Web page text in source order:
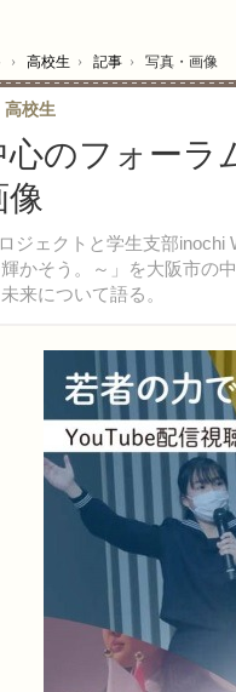
› 高校生 › 記事 › 写真・画像
心のフォーラ
像
ジェクトと学生支部inochi
かそう。～」を大阪市の
来について語る。
高校生